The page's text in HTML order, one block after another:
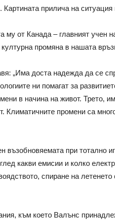
прилича на
му от Канада – главният учен
промяна в нашата
„Има доста надежда да се
ни помагат за
в начина на живот. Трето,
Климатичните промени са
възобновяемата при тотално
какви емисии и колко
спиране на
към което Валънс